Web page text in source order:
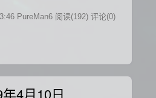
PureMan6 阅读(192) 评论(0)
4月10日